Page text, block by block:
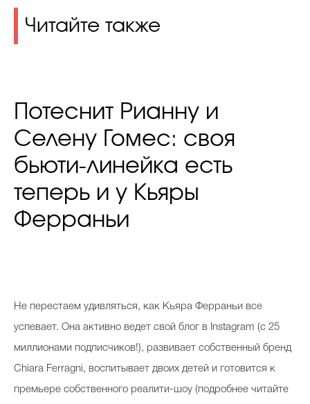
Читайте также
Потеснит Рианну и
Селену Гомес: своя
бьюти-линейка есть
теперь и у Кьяры
Ферраньи
Не перестаем удивляться, как Кьяра Ферраньи все
успевает. Она активно ведет свой блог в Instagram (с 25
миллионами подписчиков!), развивает собственный бренд
Chiara Ferragni, воспитывает двоих детей и готовится к
премьере собственного реалити-шоу (подробнее читайте